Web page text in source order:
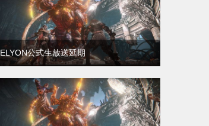
ELYON公式生放送延期